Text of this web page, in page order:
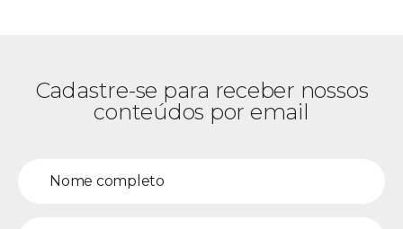
Cadastre-se para receber nossos
conteúdos por email